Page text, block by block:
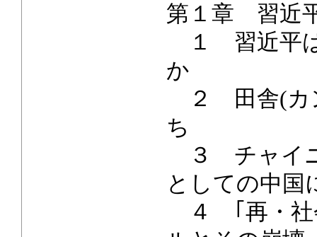
第１章 習近
１ 習近平は
か
２ 田舎(カ
ち
３ チャイ
としての中国
４ ｢再・社